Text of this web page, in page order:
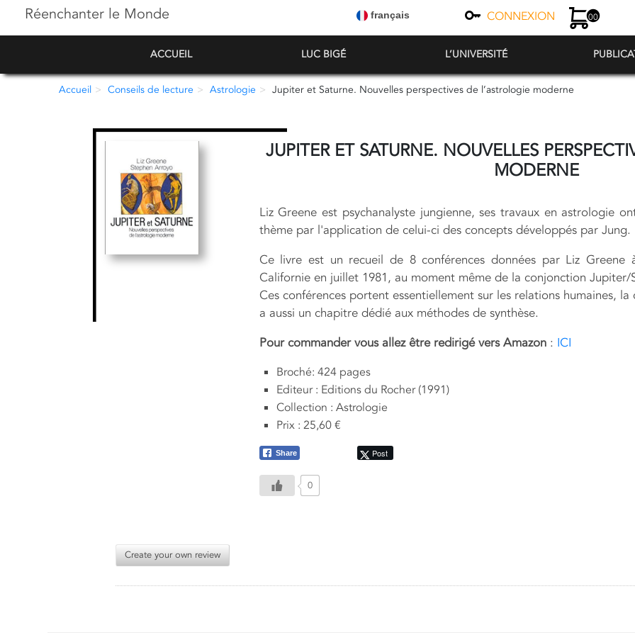
Réenchanter le Monde français CONNEXION 00
ACCUEIL LUC BIGÉ L’UNIVERSITÉ
Accueil Conseils de lecture Astrologie Jupiter et Saturne. Nouvelles perspectives de l’astrologie moderne
JUPITER ET SATURNE. NOUVELLES
MODERNE
Liz Greene est psychanalyste jungienne, ses travaux en astrologie
thème par l'application de celui-ci des concepts développés par Jung.
Ce livre est un recueil de 8 conférences données par Liz
Californie en juillet 1981, au moment même de la conjonction
Ces conférences portent essentiellement sur les relations humaines,
a aussi un chapitre dédié aux méthodes de synthèse.
Pour commander vous allez être redirigé vers Amazon: ICI
Broché: 424 pages
Editeur : Editions du Rocher (1991)
Collection : Astrologie
Prix : 25,60 €
Share Post
0
Create your own review